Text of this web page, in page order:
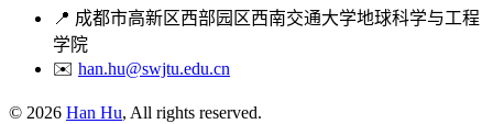
📍 成都市高新区西部园区西南交通大学地球科学与工程
学院
✉️ han.hu@swjtu.edu.cn
© 2026 Han Hu, All rights reserved.